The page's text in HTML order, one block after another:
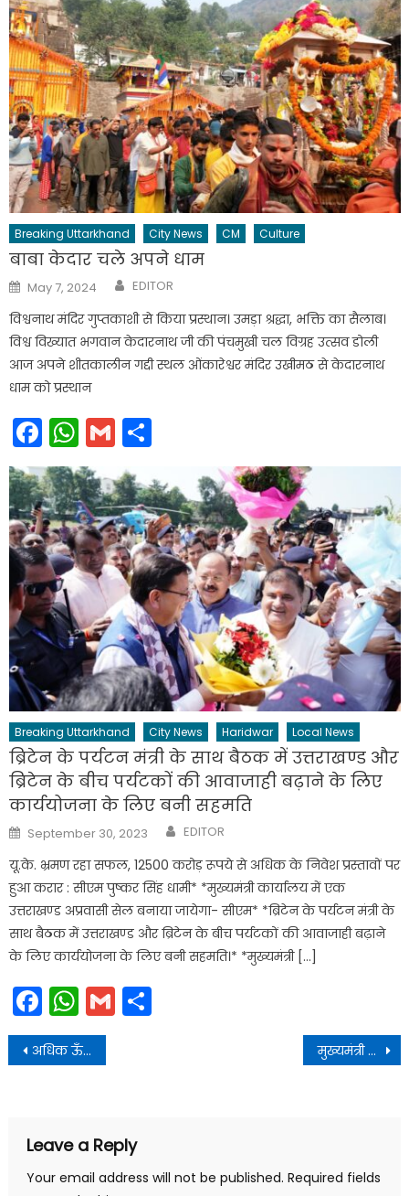
Breaking Uttarkhand City News CM Culture
बाबा केदार चले अपने धाम
Posted
on
May 7, 2024 Author
EDITOR
विश्वनाथ मंदिर गुप्तकाशी से किया प्रस्थान। उमड़ा श्रद्धा, भक्ति का सैलाब।
विश्व विख्यात भगवान केदारनाथ जी की पंचमुखी चल विग्रह उत्सव डोली
आज अपने शीतकालीन गद्दी स्थल ओंकारेश्वर मंदिर उखीमठ से केदारनाथ
धाम को प्रस्थान
Facebook
WhatsApp
Gmail
Breaking Uttarkhand City News Haridwar Local News
ब्रिटेन के पर्यटन मंत्री के साथ बैठक में उत्तराखण्ड और
ब्रिटेन के बीच पर्यटकों की आवाजाही बढ़ाने के लिए
कार्ययोजना के लिए बनी सहमति
Posted
on
September 30, 2023 Author
EDITOR
यू.के. भ्रमण रहा सफल, 12500 करोड़ रूपये से अधिक के निवेश प्रस्तावों पर
हुआ करार : सीएम पुष्कर सिंह धामी* *मुख्यमंत्री कार्यालय में एक
उत्तराखण्ड अप्रवासी सेल बनाया जायेगा- सीएम* *ब्रिटेन के पर्यटन मंत्री के
साथ बैठक में उत्तराखण्ड और ब्रिटेन के बीच पर्यटकों की आवाजाही बढ़ाने
के लिए कार्ययोजना के लिए बनी सहमति।* *मुख्यमंत्री […]
Facebook
WhatsApp
Gmail
Post
navigation
अधिक ऊँचाई वाले क्षेत्रों में हिमस्खलन की चेतावनी मुख्यमंत्री आवास में मेजर जनरल मनोज तिवारी ने भेंट की
Leave a Reply
Your email address will not be published. Required fields